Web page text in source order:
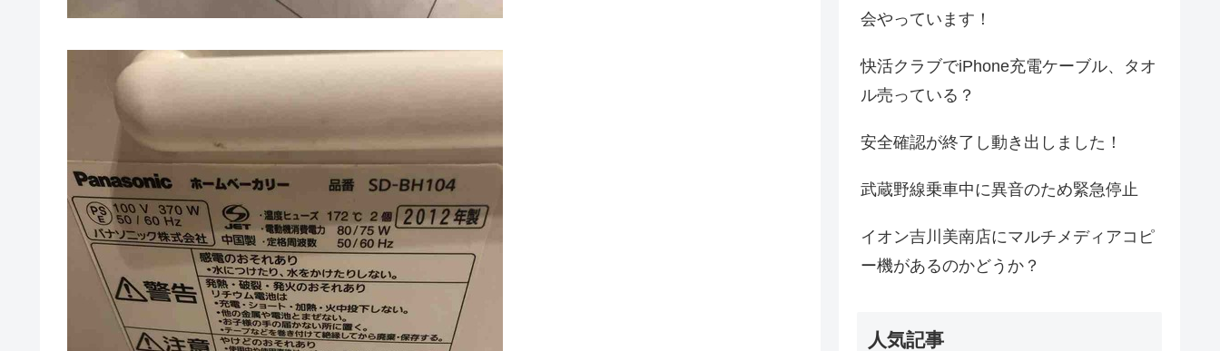
会やっています！
快活クラブでiPhone充電ケーブル、タオ
ル売っている？
安全確認が終了し動き出しました！
武蔵野線乗車中に異音のため緊急停止
イオン吉川美南店にマルチメディアコピ
ー機があるのかどうか？
人気記事